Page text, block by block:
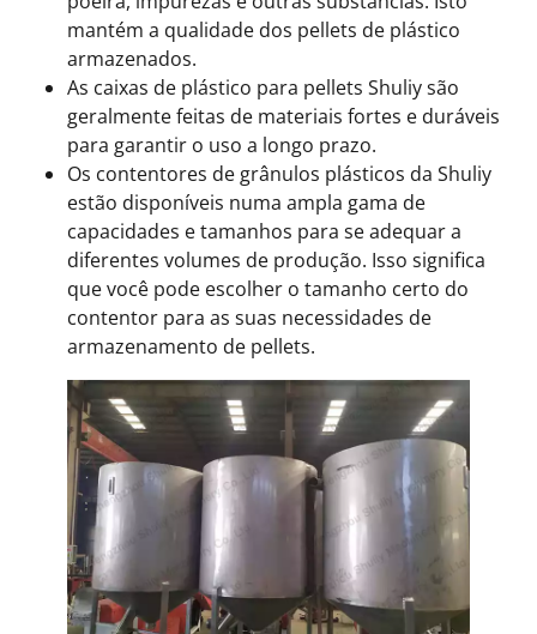
mantém a qualidade dos pellets de plástico
armazenados.
As caixas de plástico para pellets Shuliy são
geralmente feitas de materiais fortes e duráveis ​​
para garantir o uso a longo prazo.
Os contentores de grânulos plásticos da Shuliy
estão disponíveis numa ampla gama de
capacidades e tamanhos para se adequar a
diferentes volumes de produção. Isso significa
que você pode escolher o tamanho certo do
contentor para as suas necessidades de
armazenamento de pellets.